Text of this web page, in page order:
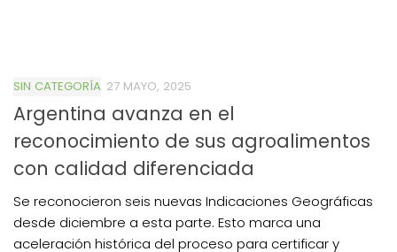
SIN CATEGORÍA 27 MAYO, 2025
Argentina avanza en el
reconocimiento de sus agroalimentos
con calidad diferenciada
Se reconocieron seis nuevas Indicaciones Geográficas
desde diciembre a esta parte. Esto marca una
aceleración histórica del proceso para certificar y